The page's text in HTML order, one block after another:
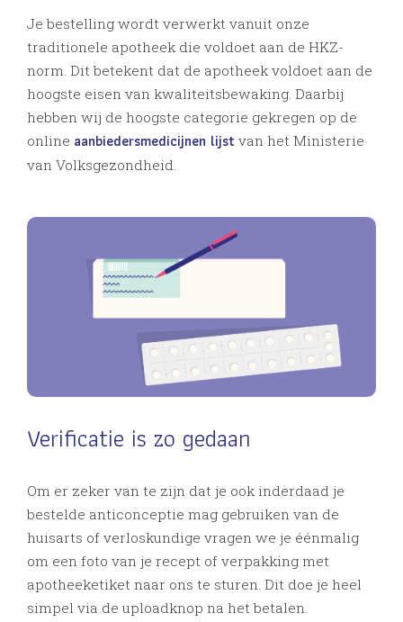
Je bestelling wordt verwerkt vanuit onze
traditionele apotheek die voldoet aan de HKZ-
norm. Dit betekent dat de apotheek voldoet aan de
hoogste eisen van kwaliteitsbewaking. Daarbij
hebben wij de hoogste categorie gekregen op de
online aanbiedersmedicijnen lijst van het Ministerie
van Volksgezondheid.
Verificatie is zo gedaan
Om er zeker van te zijn dat je ook inderdaad je
bestelde anticonceptie mag gebruiken van de
huisarts of verloskundige vragen we je éénmalig
om een foto van je recept of verpakking met
apotheeketiket naar ons te sturen. Dit doe je heel
simpel via de uploadknop na het betalen.